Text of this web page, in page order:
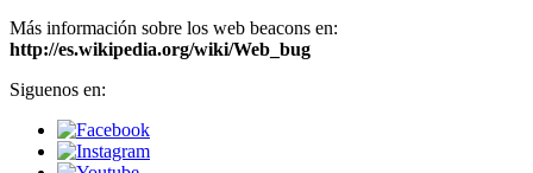
Más información sobre los web beacons en:
http://es.wikipedia.org/wiki/Web_bug
Siguenos en: